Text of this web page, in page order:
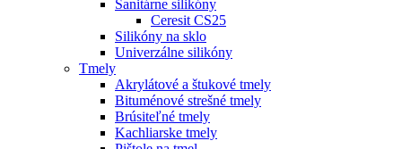
Sanitárne silikóny
Ceresit CS25
Silikóny na sklo
Univerzálne silikóny
Tmely
Akrylátové a štukové tmely
Bituménové strešné tmely
Brúsiteľné tmely
Kachliarske tmely